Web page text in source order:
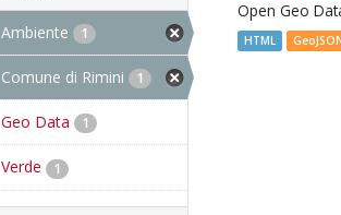
Ambiente 1
Comune di Rimini 1
Geo Data 1
Verde 1
Open Geo
HTML